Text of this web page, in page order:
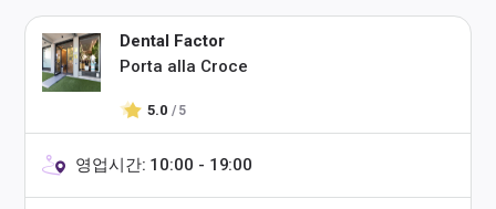
Dental Factor
Porta alla Croce
5.0 / 5
영업시간: 10:00 - 19:00